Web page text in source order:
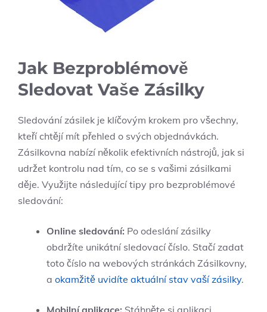
Jak Bezproblémově
Sledovat Vaše Zásilky
Sledování zásilek je klíčovým krokem pro všechny,
kteří chtějí mít přehled o svých objednávkách.
Zásilkovna nabízí několik efektivních nástrojů, jak si
udržet kontrolu nad tím, co se s vašimi zásilkami
děje. Využijte následující tipy pro bezproblémové
sledování:
Online sledování: Po odeslání zásilky
obdržíte unikátní sledovací číslo. Stačí zadat
toto číslo na webových stránkách Zásilkovny,
a okamžitě uvidíte aktuální stav vaší zásilky.
Mobilní aplikace: Stáhněte si aplikaci